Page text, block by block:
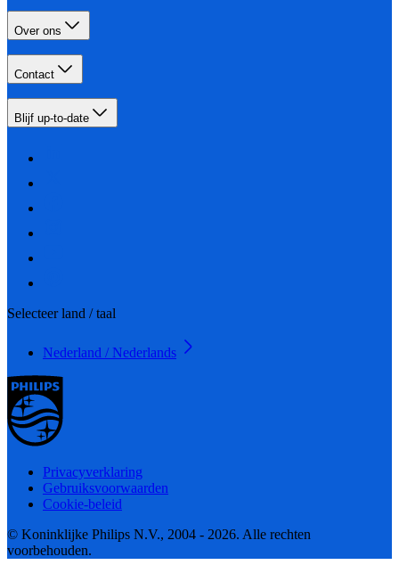
Over ons
Contact
Blijf up-to-date
Selecteer land / taal
Nederland / Nederlands
Privacyverklaring
Gebruiksvoorwaarden
Cookie-beleid
© Koninklijke Philips N.V., 2004 - 2026. Alle rechten
voorbehouden.